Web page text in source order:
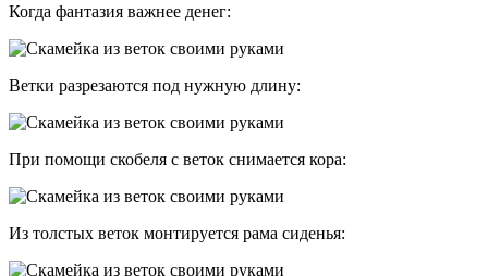
Когда фантазия важнее денег:
Ветки разрезаются под нужную длину:
При помощи скобеля с веток снимается кора:
Из толстых веток монтируется рама сиденья: